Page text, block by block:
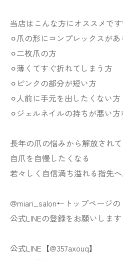
当店はこんな方にオススメで
⚪︎爪の形にコンプレックスがあ
⚪︎二枚爪の方
⚪︎薄くてすぐ折れてしまう方
⚪︎ピンクの部分が短い方
⚪︎人前に手元を出したくない方
⚪︎ジェルネイルの持ちが悪い方
長年の爪の悩みから解放されて
自爪を自慢したくなる
若々しく自信満ち溢れる指先
@miari_salon←トップページの
公式LINEの登録をお願いします
公式LINE【@357axouq】